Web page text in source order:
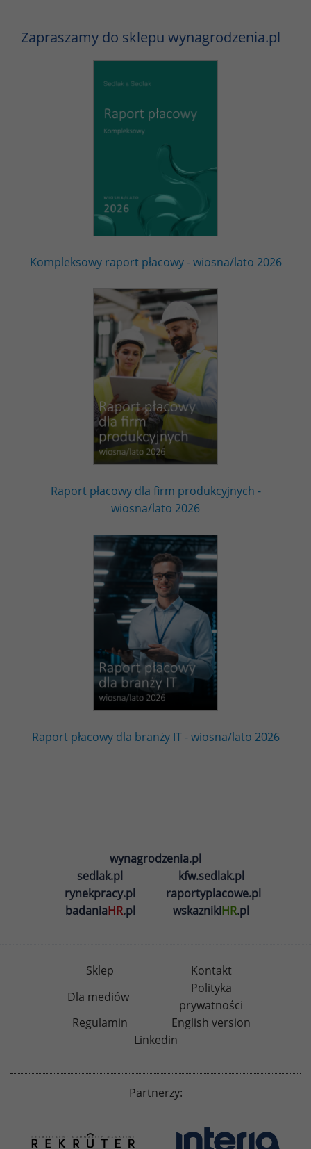
Zapraszamy do sklepu wynagrodzenia.pl
Kompleksowy raport płacowy - wiosna/lato 2026
Raport płacowy dla firm produkcyjnych -
wiosna/lato 2026
Raport płacowy dla branży IT - wiosna/lato 2026
wynagrodzenia.pl
sedlak.pl
kfw.sedlak.pl
rynekpracy.pl
raportyplacowe.pl
badaniaHR.pl wskaznikiHR.pl
Sklep
Kontakt
Dla mediów
Polityka
prywatności
Regulamin
English version
Linkedin
Partnerzy: